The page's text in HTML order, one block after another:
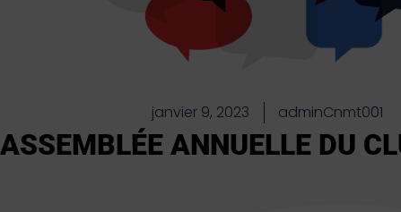
janvier 9, 2023 adminCnmt001
ASSEMBLÉE ANNUELLE DU